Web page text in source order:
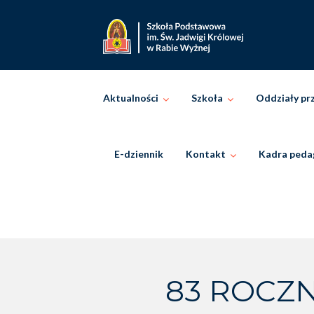
Aktualności Szkoła Oddziały
E-dziennik Kontakt Kadra
83